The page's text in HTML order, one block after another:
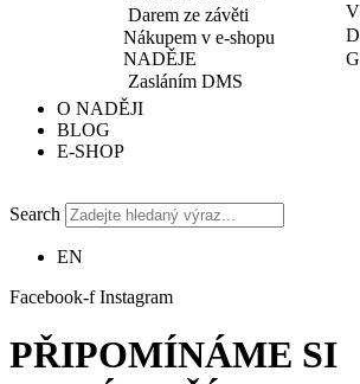
Darem ze závěti
Nákupem v e-shopu
NADĚJE
Zasláním DMS
O NADĚJI
BLOG
E-SHOP
Search
EN
Facebook-f Instagram
PŘIPOMÍNÁME SI